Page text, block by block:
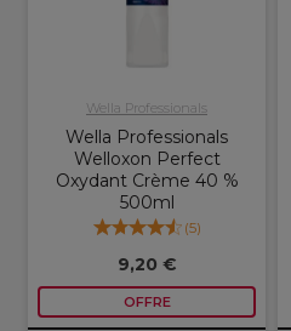
Wella Professionals
Wella Professionals
Welloxon Perfect
Oxydant Crème 40 %
500ml
(5)
9,20 €
OFFRE